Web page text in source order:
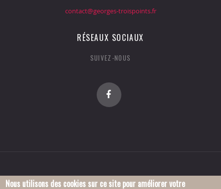
contact@georges-troispoints.fr
RÉSEAUX SOCIAUX
SUIVEZ-NOUS
Nous utilisons des cookies sur ce site pour améliorer votre